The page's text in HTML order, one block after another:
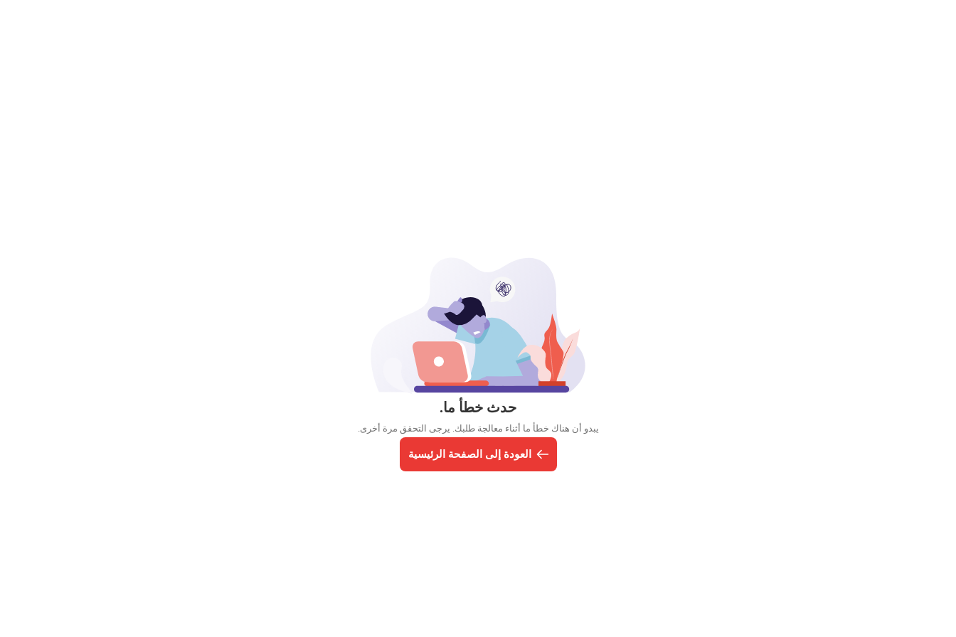
حدث خطأ ما.
يبدو أن هناك خطأ ما أثناء معالجة طلبك. يرجى التحقق مرة أخرى.
العودة إلى الصفحة الرئيسية